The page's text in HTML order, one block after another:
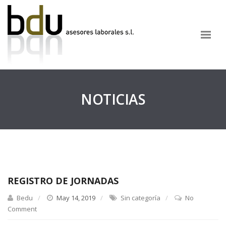
NOTICIAS
REGISTRO DE JORNADAS
Bedu May 14, 2019 Sin categoría
No
Comment